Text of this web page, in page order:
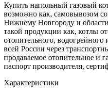
Купить напольный газовый
возможно как, самовывозом
Нижнему Новгороду и
такой продукции как, котлы
отопительного, водогрейного
всей России через
продаваемое отопительное и
паспорт производителя,
Характеристики